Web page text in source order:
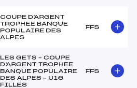
COUPE D'ARGENT
TROPHEE BANQUE
POPULAIRE DES
ALPES
FFS
LES GETS – COUPE
D'ARGENT TROPHEE
BANQUE POPULAIRE
DES ALPES – U16
FILLES
FFS